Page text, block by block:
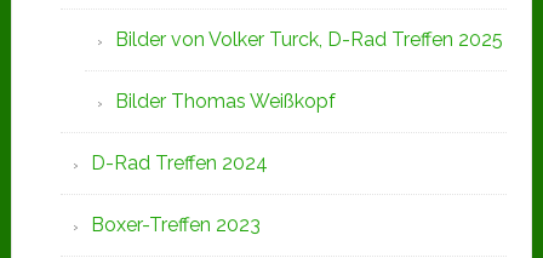
Bilder von Volker Turck, D-Rad Treffen 2025
Bilder Thomas Weißkopf
D-Rad Treffen 2024
Boxer-Treffen 2023